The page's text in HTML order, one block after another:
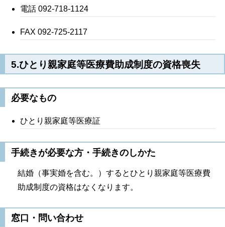
電話 092-718-1124
FAX 092-725-2117
5.ひとり親家庭等医療費助成制度の資格喪失
必要なもの
ひとり親家庭等医療証
手続きが必要な方・手続きのしかた
結婚（事実婚を含む。）するとひとり親家庭等医療費
助成制度の資格はなくなります。
窓口・問い合わせ